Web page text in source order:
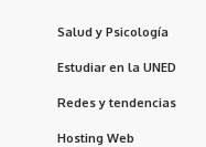
Salud y Psicología
Estudiar en la UNED
Redes y tendencias
Hosting Web